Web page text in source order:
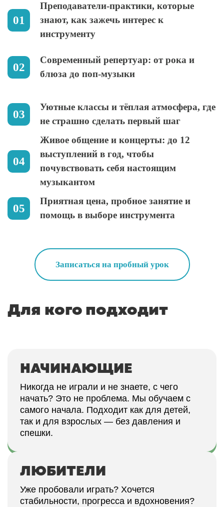
Преподаватели-практики, которые
знают, как зажечь интерес к
инструменту
Современный репертуар: от рока и
блюза до поп-музыки
Уютные классы и тёплая атмосфера, где
не страшно сделать первый шаг
Живое общение и концерты: до 12
выступлений в год, чтобы
почувствовать себя настоящим
музыкантом
Приятная цена, пробное занятие и
помощь в выборе инструмента
Записаться на пробный урок
Для кого подходит
НАЧИНАЮЩИЕ
Никогда не играли и не знаете, с чего
начать? Это не проблема. Мы обучаем с
самого начала. Подходит как для детей,
так и для взрослых — без давления и
спешки.
ЛЮБИТЕЛИ
Уже пробовали играть? Хочется
стабильности, прогресса и вдохновения?